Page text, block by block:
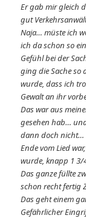
Er gab mir gleich
gut
Naja… müste ich
ich da schon so
Gefühl bei der
ging die Sache so
wurde, dass ich
Gewalt an ihr
Das war aus
gesehen hab…
dann doch nicht…
Ende vom Lied
wurde, knapp 1 3/
Das ganze füllte
schon recht fertig
Das geht einem
Gefährlicher